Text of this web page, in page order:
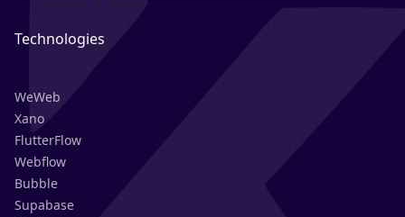
Technologies
WeWeb
Xano
FlutterFlow
Webflow
Bubble
Supabase